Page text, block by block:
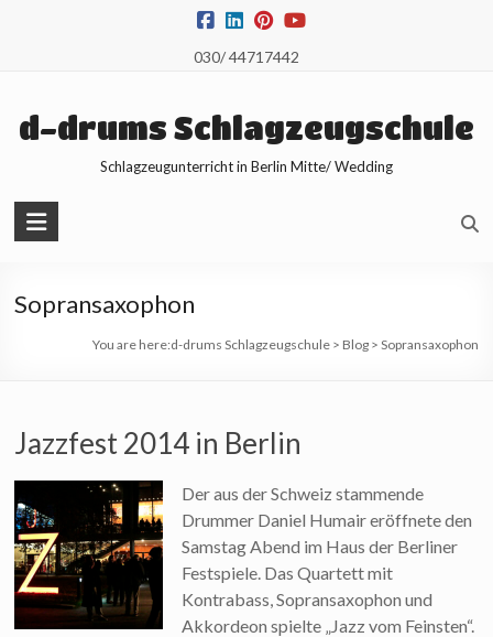
030/ 44717442
d-drums Schlagzeugschule
Schlagzeugunterricht in Berlin Mitte/ Wedding
Sopransaxophon
You are here:d-drums Schlagzeugschule> Blog> Sopransaxophon
Jazzfest 2014 in Berlin
Der aus der Schweiz stammende
Drummer Daniel Humair eröffnete den
Samstag Abend im Haus der Berliner
Festspiele. Das Quartett mit
Kontrabass, Sopransaxophon und
Akkordeon spielte „Jazz vom Feinsten“.